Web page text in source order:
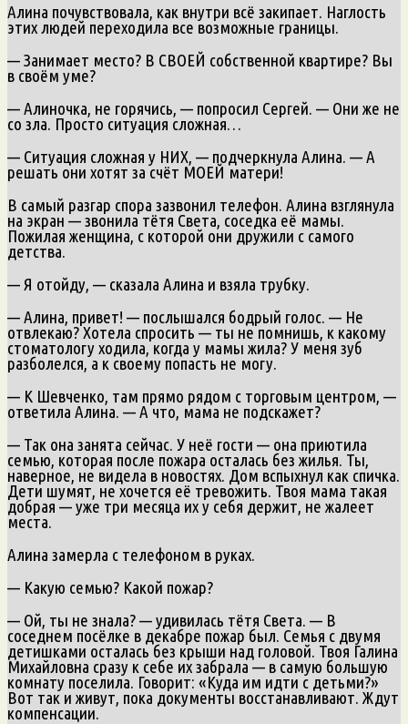
Алина почувствовала, как внутри всё закипает. Наглость
этих людей переходила все возможные границы.
— Занимает место? В СВОЕЙ собственной квартире? Вы
в своём уме?
— Алиночка, не горячись, — попросил Сергей. — Они же не
со зла. Просто ситуация сложная…
— Ситуация сложная у НИХ, — подчеркнула Алина. — А
решать они хотят за счёт МОЕЙ матери!
В самый разгар спора зазвонил телефон. Алина взглянула
на экран — звонила тётя Света, соседка её мамы.
Пожилая женщина, с которой они дружили с самого
детства.
— Я отойду, — сказала Алина и взяла трубку.
— Алина, привет! — послышался бодрый голос. — Не
отвлекаю? Хотела спросить — ты не помнишь, к какому
стоматологу ходила, когда у мамы жила? У меня зуб
разболелся, а к своему попасть не могу.
— К Шевченко, там прямо рядом с торговым центром, —
ответила Алина. — А что, мама не подскажет?
— Так она занята сейчас. У неё гости — она приютила
семью, которая после пожара осталась без жилья. Ты,
наверное, не видела в новостях. Дом вспыхнул как спичка.
Дети шумят, не хочется её тревожить. Твоя мама такая
добрая — уже три месяца их у себя держит, не жалеет
места.
Алина замерла с телефоном в руках.
— Какую семью? Какой пожар?
— Ой, ты не знала? — удивилась тётя Света. — В
соседнем посёлке в декабре пожар был. Семья с двумя
детишками осталась без крыши над головой. Твоя Галина
Михайловна сразу к себе их забрала — в самую большую
комнату поселила. Говорит: «Куда им идти с детьми?»
Вот так и живут, пока документы восстанавливают. Ждут
компенсации.